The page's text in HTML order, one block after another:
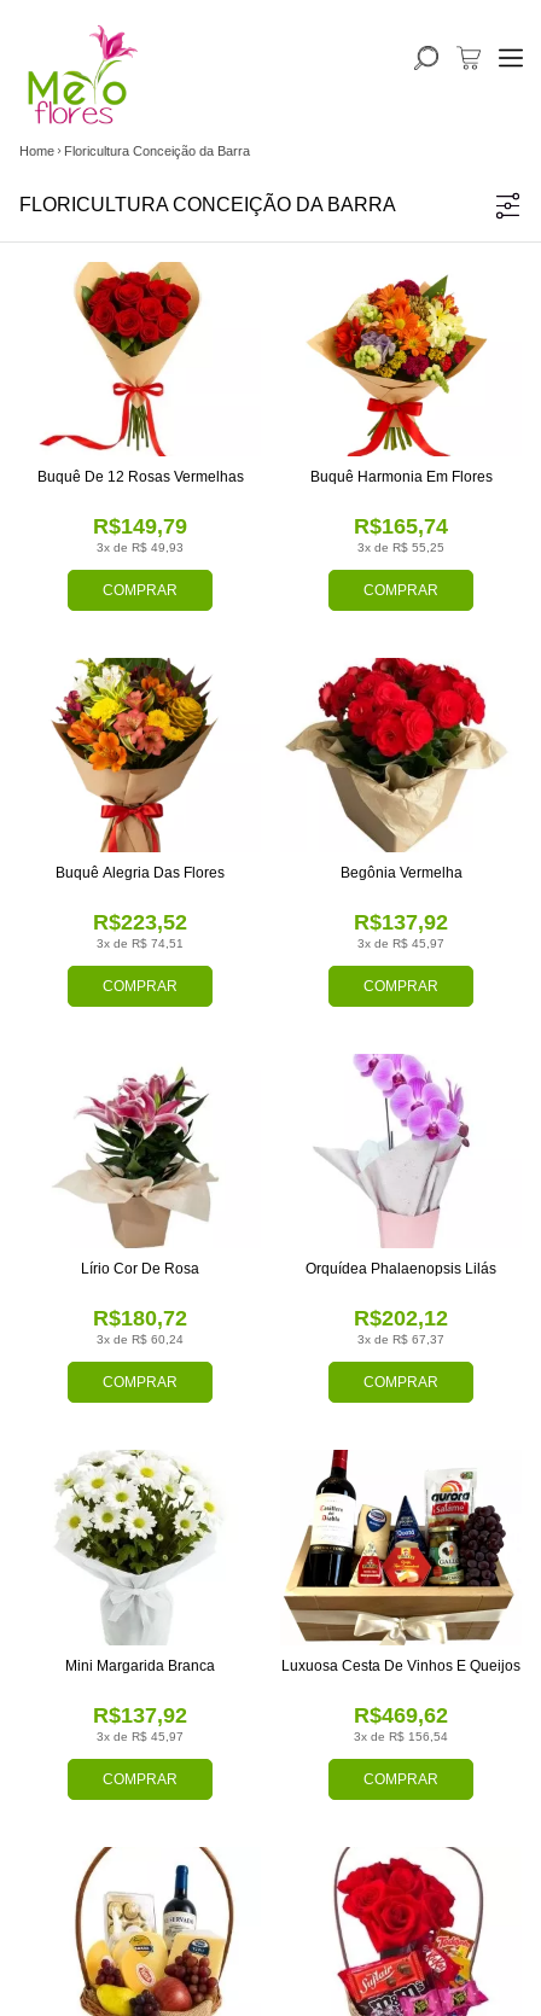
Home Floricultura Conceição da Barra
FLORICULTURA CONCEIÇÃO DA BARRA
COMPRAR
3x de R$ 49,93
R$149,79
Buquê De 12 Rosas Vermelhas
COMPRAR
3x de R$ 55,25
R$165,74
Buquê Harmonia Em Flores
COMPRAR
3x de R$ 74,51
R$223,52
Buquê Alegria Das Flores
COMPRAR
3x de R$ 45,97
R$137,92
Begônia Vermelha
COMPRAR
3x de R$ 60,24
R$180,72
Lírio Cor De Rosa
COMPRAR
3x de R$ 67,37
R$202,12
Orquídea Phalaenopsis Lilás
COMPRAR
3x de R$ 45,97
R$137,92
Mini Margarida Branca
COMPRAR
3x de R$ 156,54
R$469,62
Luxuosa Cesta De Vinhos E Queijos